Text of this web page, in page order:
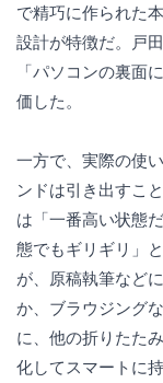
で精巧に作られた
設計が特徴だ。戸
「パソコンの裏面
価した。
一方で、実際の使
ンドは引き出すこ
は「一番高い状態
態でもギリギリ」
が、原稿執筆など
か、ブラウジング
に、他の折りたた
化してスマートに